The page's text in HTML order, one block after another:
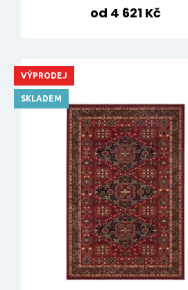
od 4 621 Kč
VÝPRODEJ
SKLADEM